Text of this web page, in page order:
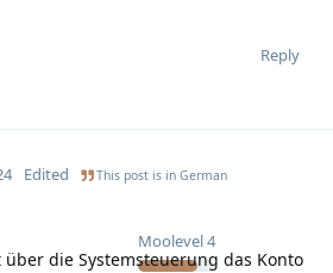
Reply
Moolevel4
Edited This post is in German
die Systemsteuerung das Konto